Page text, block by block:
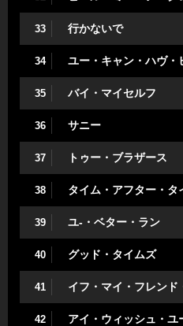
33 行かないで
34 ユー・キャン・ハヴ・
35 バイ・マイセルフ
36 サニー
37 トゥー・ブラザース
38 タイム・アフター・タ
39 ユ-・ベター・ラン
40 グッド・タイムズ
41 イフ・マイ・フレンド
42 アイ・ウィッシュ・ユ